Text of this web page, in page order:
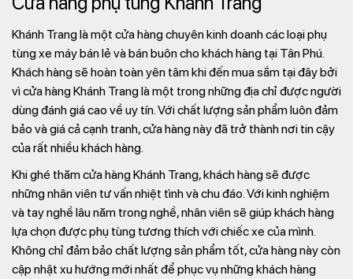
Khánh Trang là một cửa hàng chuyên kinh doanh các loại phụ
tùng xe máy bán lẻ và bán buôn cho khách hàng tại Tân Phú.
Khách hàng sẽ hoàn toàn yên tâm khi đến mua sắm tại đây bởi
vì cửa hàng Khánh Trang là một trong những địa chỉ được người
dùng đánh giá cao về uy tín. Với chất lượng sản phẩm luôn đảm
bảo và giá cả cạnh tranh, cửa hàng này đã trở thành nơi tin cậy
của rất nhiều khách hàng.
Khi ghé thăm cửa hàng Khánh Trang, khách hàng sẽ được
những nhân viên tư vấn nhiệt tình và chu đáo. Với kinh nghiệm
và tay nghề lâu năm trong nghề, nhân viên sẽ giúp khách hàng
lựa chọn được phụ tùng tương thích với chiếc xe của mình.
Không chỉ đảm bảo chất lượng sản phẩm tốt, cửa hàng này còn
cập nhật xu hướng mới nhất để phục vụ những khách hàng